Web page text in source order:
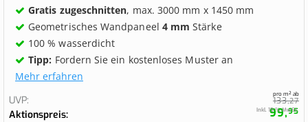
Gratis zugeschnitten, max. 3000 mm x 1450 mm
Geometrisches Wandpaneel 4 mm Stärke
100 % wasserdicht
Tipp: Fordern Sie ein kostenloses Muster an
Mehr erfahren
UVP
133,27
Aktionspreis
pro m² ab
99,95
Inkl. 19 % MwSt.